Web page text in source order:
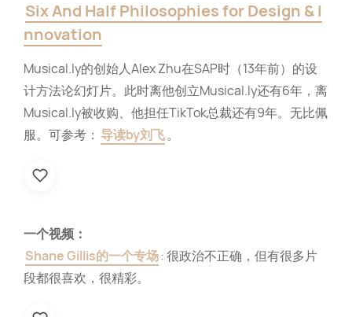
Six And Half Philosophies for Design & I
nnovation
Musical.ly的创始人Alex Zhu在SAP时（13年前）的设
计方法论幻灯片。此时离他创立Musical.ly还有6年，离
Musical.ly被收购、他担任TikTok总裁还有9年。无比佩
服。可参考： 导读by刘飞。
一个视频：
Shane Gillis的一个专场: 很政治不正确，但有很多片
段都很喜欢，很精彩。